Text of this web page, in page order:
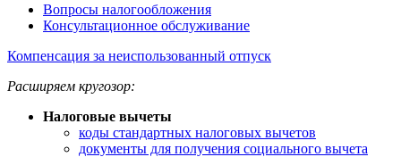
Вопросы налогообложения
Консультационное обслуживание
Компенсация за неиспользованный отпуск
Расширяем кругозор:
Налоговые вычеты
коды стандартных налоговых вычетов
документы для получения социального вычета